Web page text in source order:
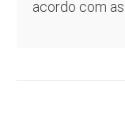
acordo com